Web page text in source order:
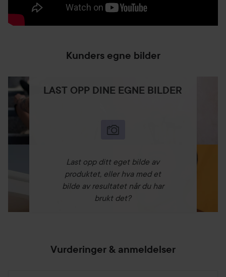
Kunders egne bilder
LAST OPP DINE EGNE BILDER
Last opp ditt eget bilde av
produktet, eller hva med et
bilde av resultatet når du har
brukt det?
Vurderinger & anmeldelser